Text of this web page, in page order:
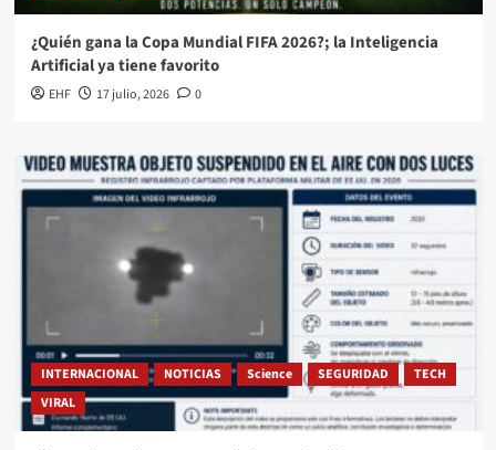
¿Quién gana la Copa Mundial FIFA 2026?; la Inteligencia
Artificial ya tiene favorito
EHF 17 julio, 2026 0
INTERNACIONAL NOTICIAS Science SEGURIDAD
TECH
VIRAL